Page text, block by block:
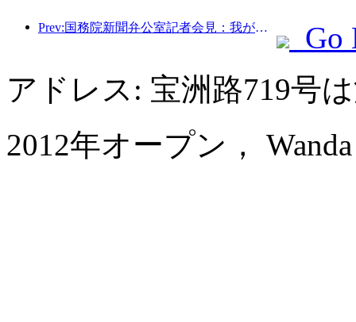
Prev:国務院新聞弁公室記者会見：我が国の越境旅行収入は今年上半期に42％増加した
Go
アドレス: 宝洲路719号
2012年オープン，